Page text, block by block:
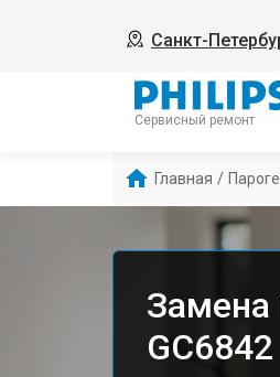
Санкт-
Сервисный ремонт
Главная /
Замена